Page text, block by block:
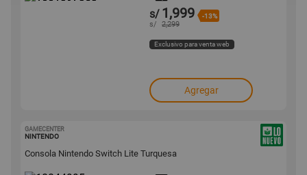
s/ 1,999 -13%
s/ 2,299
Exclusivo para venta web
Agregar
GAMECENTER
NINTENDO
Consola Nintendo Switch Lite Turquesa